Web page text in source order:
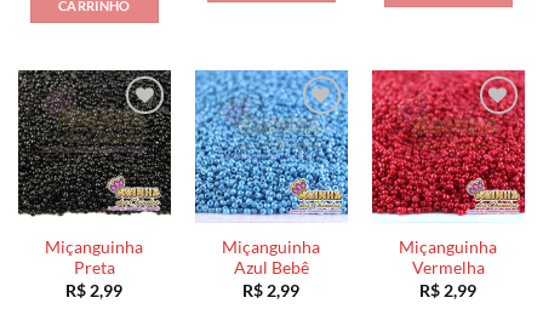
CARRINHO
Miçanguinha
Preta
R$ 2,99
Miçanguinha
Azul Bebê
R$ 2,99
Miçanguinha
Vermelha
R$ 2,99